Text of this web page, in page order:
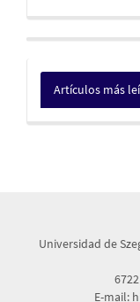
Artículos más
Universidad de
E-mail: